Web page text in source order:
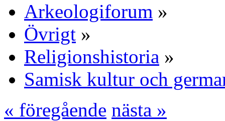
Arkeologiforum »
Övrigt »
Religionshistoria »
Samisk kultur och
« föregående nästa »